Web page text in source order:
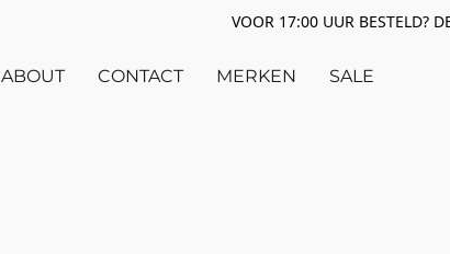
VOOR 17:00 UUR BESTELD?
ABOUT CONTACT MERKEN SALE